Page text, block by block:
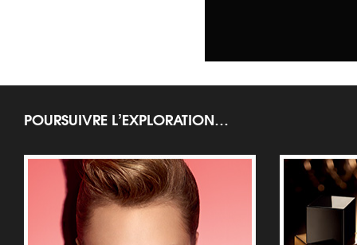
POURSUIVRE L’EXPLORATION…